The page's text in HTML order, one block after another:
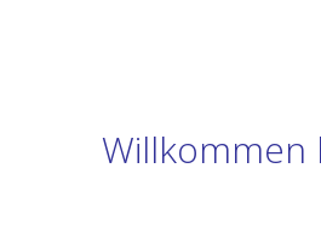
Willkommen